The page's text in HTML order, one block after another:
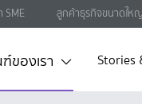
SME ลูกค้าธุรกิจขนาดใหญ่
องเรา Stories